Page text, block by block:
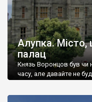
Алупка. Місто,
палац
Князь Воронцов був
часу, але давайте не